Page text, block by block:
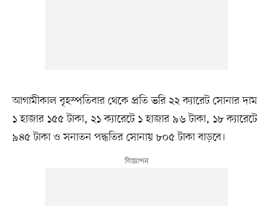
আগামীকাল বৃহস্পতিবার থেকে প্রতি ভরি ২২ ক্যারেট সোনার দাম
১ হাজার ১৫৫ টাকা, ২১ ক্যারেটে ১ হাজার ৯৬ টাকা, ১৮ ক্যারেটে
৯৪৫ টাকা ও সনাতন পদ্ধতির সোনায় ৮০৫ টাকা বাড়বে।